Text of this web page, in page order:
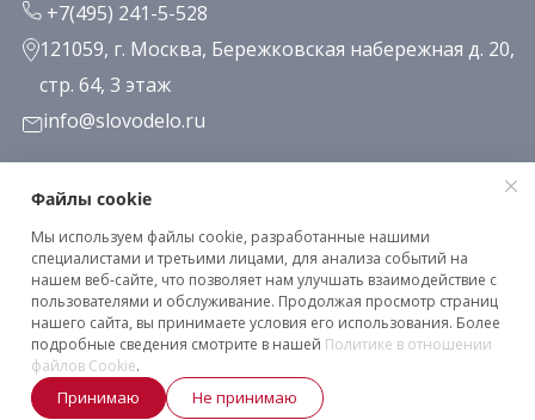
+7(495) 241-5-528
121059, г. Москва, Бережковская набережная д. 20,
стр. 64, 3 этаж
info@slovodelo.ru
Заказать звонок
Подписаться на рассылку
Клиентское соглашение
Политика конфиденциальности
2026 © «Словодело». Все права защищены
Файлы cookie
Мы используем файлы cookie, разработанные нашими
специалистами и третьими лицами, для анализа событий на
нашем веб-сайте, что позволяет нам улучшать взаимодействие с
пользователями и обслуживание. Продолжая просмотр страниц
нашего сайта, вы принимаете условия его использования. Более
подробные сведения смотрите в нашей Политике в отношении
файлов Cookie.
Принимаю Не принимаю